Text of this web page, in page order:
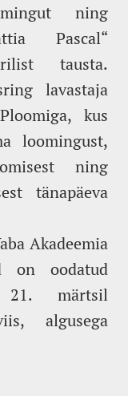
ning
Pascal“
tausta.
lavastaja
kus
loomingust,
ning
tänapäeva
Akadeemia
on oodatud
21. märtsil
algusega